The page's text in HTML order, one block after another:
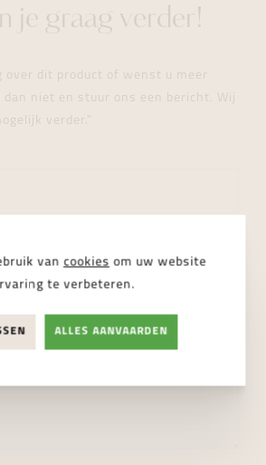
je graag verder!
over dit product of wenst u meer
niet en stuur ons een bericht. Wij
verder."
van cookies om uw website
te verbeteren.
ALLES AANVAARDEN